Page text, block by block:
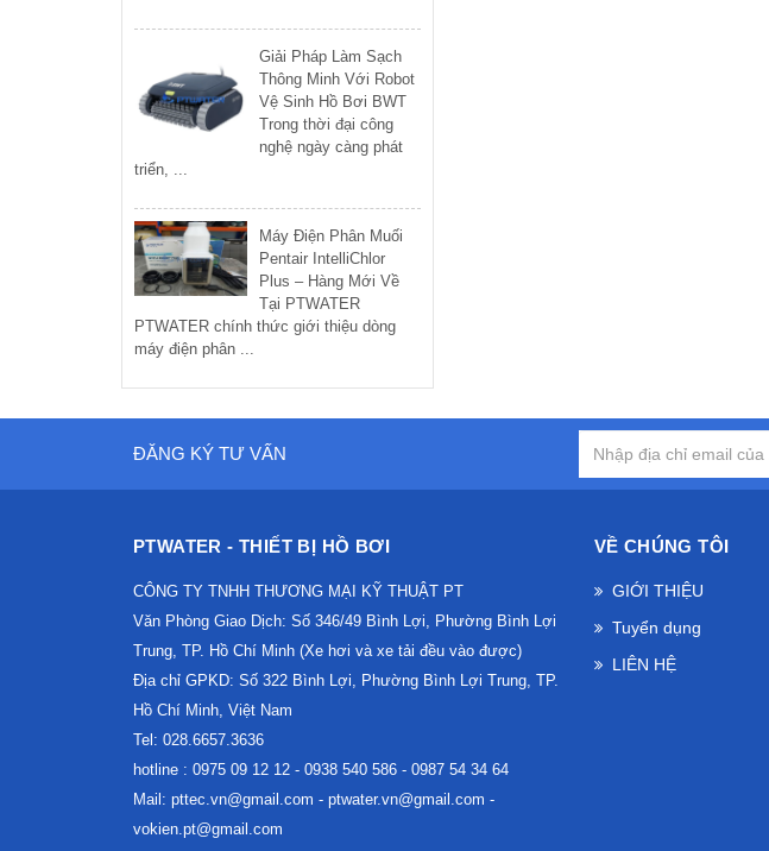
Giải Pháp Làm Sạch
Thông Minh Với Robot
Vệ Sinh Hồ Bơi BWT
Trong thời đại công
nghệ ngày càng phát
triển, ...
Máy Điện Phân Muối
Pentair IntelliChlor
Plus – Hàng Mới Về
Tại PTWATER
PTWATER chính thức giới thiệu dòng
máy điện phân ...
ĐĂNG KÝ TƯ VẤN
PTWATER - THIẾT BỊ HỒ BƠI
CÔNG TY TNHH THƯƠNG MẠI KỸ THUẬT PT
Văn Phòng Giao Dịch: Số 346/49 Bình Lợi, Phường Bình Lợi
Trung, TP. Hồ Chí Minh (Xe hơi và xe tải đều vào được)
Địa chỉ GPKD: Số 322 Bình Lợi, Phường Bình Lợi Trung, TP.
Hồ Chí Minh, Việt Nam
Tel: 028.6657.3636
hotline : 0975 09 12 12 - 0938 540 586 - 0987 54 34 64
Mail: pttec.vn@gmail.com - ptwater.vn@gmail.com -
vokien.pt@gmail.com
VỀ CHÚNG TÔI
GIỚI THIỆU
Tuyển dụng
LIÊN HỆ